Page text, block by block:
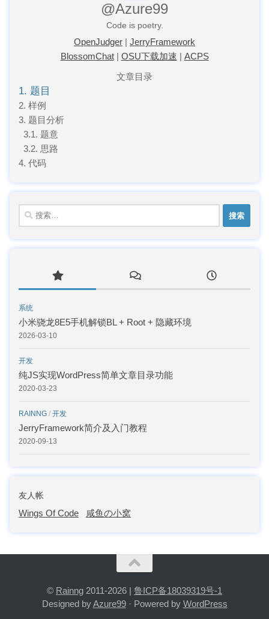
@Azure99
Code is poetry.
OpenJudger | JerryFramework
BlossomChat| OSU下载加速 | ACPS
文章目录
1. 题目
2. 样例
3. 题目分析
3.1. 题意
3.2. 思路
4. 代码
搜
索：
系统
小米骁龙8E5手机解锁BL + Root + 隐藏环境
2026-03-10
开发
纯JS实现WordPress简单文章目录功能
2020-03-23
RAINNG / 开发
JerryFramework简介及入门教程
2020-09-13
友人帐
Wings Of Code 咸鱼の小窝
© Rainng 2011-2026 | 鲁ICP备18039319号-1
Designed byAzure99· Powered by WordPress